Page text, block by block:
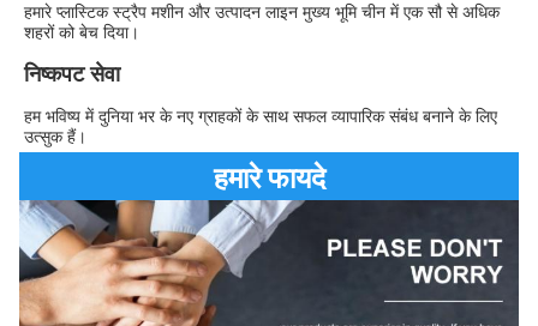
हमारे प्लास्टिक स्ट्रैप मशीन और उत्पादन लाइन मुख्य भूमि चीन में एक सौ से अधिक
शहरों को बेच दिया।
निष्कपट सेवा
हम भविष्य में दुनिया भर के नए ग्राहकों के साथ सफल व्यापारिक संबंध बनाने के लिए
उत्सुक हैं।
हमारे फायदे